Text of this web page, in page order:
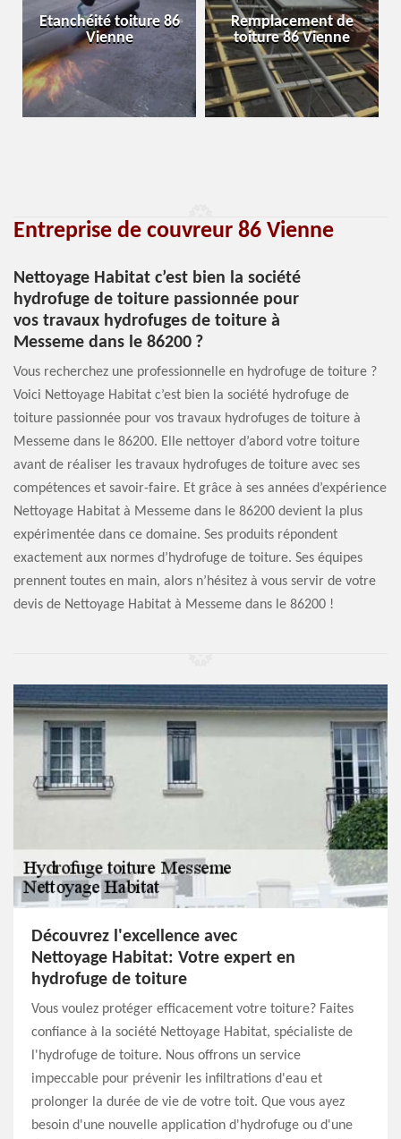
Etanchéité toiture 86
Vienne
Remplacement de
toiture 86 Vienne
Entreprise de couvreur 86 Vienne
Nettoyage Habitat c’est bien la société
hydrofuge de toiture passionnée pour
vos travaux hydrofuges de toiture à
Messeme dans le 86200 ?
Vous recherchez une professionnelle en hydrofuge de toiture ?
Voici Nettoyage Habitat c’est bien la société hydrofuge de
toiture passionnée pour vos travaux hydrofuges de toiture à
Messeme dans le 86200. Elle nettoyer d’abord votre toiture
avant de réaliser les travaux hydrofuges de toiture avec ses
compétences et savoir-faire. Et grâce à ses années d’expérience
Nettoyage Habitat à Messeme dans le 86200 devient la plus
expérimentée dans ce domaine. Ses produits répondent
exactement aux normes d’hydrofuge de toiture. Ses équipes
prennent toutes en main, alors n’hésitez à vous servir de votre
devis de Nettoyage Habitat à Messeme dans le 86200 !
Découvrez l'excellence avec
Nettoyage Habitat: Votre expert en
hydrofuge de toiture
Vous voulez protéger efficacement votre toiture? Faites
confiance à la société Nettoyage Habitat, spécialiste de
l'hydrofuge de toiture. Nous offrons un service
impeccable pour prévenir les infiltrations d'eau et
prolonger la durée de vie de votre toit. Que vous ayez
besoin d'une nouvelle application d'hydrofuge ou d'une